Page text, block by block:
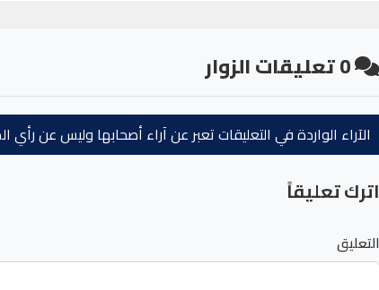
0تعليقات الزوار
الآراء الواردة في التعليقات تعبر عن آراء أصحابها وليس عن رأي
اترك تعليقاً
التعليق